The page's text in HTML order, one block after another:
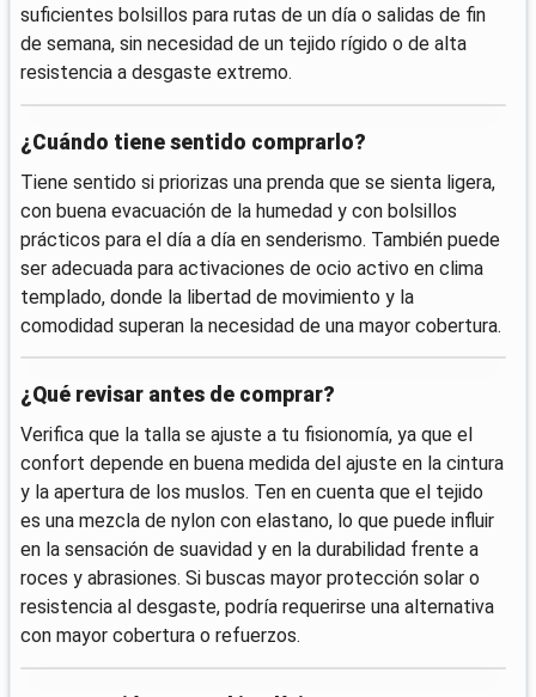
suficientes bolsillos para rutas de un día o salidas de fin
de semana, sin necesidad de un tejido rígido o de alta
resistencia a desgaste extremo.
¿Cuándo tiene sentido comprarlo?
Tiene sentido si priorizas una prenda que se sienta ligera,
con buena evacuación de la humedad y con bolsillos
prácticos para el día a día en senderismo. También puede
ser adecuada para activaciones de ocio activo en clima
templado, donde la libertad de movimiento y la
comodidad superan la necesidad de una mayor cobertura.
¿Qué revisar antes de comprar?
Verifica que la talla se ajuste a tu fisionomía, ya que el
confort depende en buena medida del ajuste en la cintura
y la apertura de los muslos. Ten en cuenta que el tejido
es una mezcla de nylon con elastano, lo que puede influir
en la sensación de suavidad y en la durabilidad frente a
roces y abrasiones. Si buscas mayor protección solar o
resistencia al desgaste, podría requerirse una alternativa
con mayor cobertura o refuerzos.